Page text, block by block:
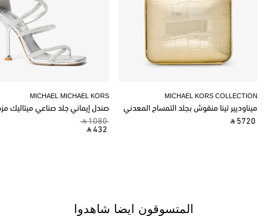
MICHAEL MICHAEL KORS
صندل إيماني جلد صناعي ميتاليك
‎ ⃁ 1080 ‎
‎ ⃁ 432 ‎
MICHAEL KORS COLLECTION
ميناوديير تينا منقوش بجلد التمساح المعدني
‎ ⃁ 5720 ‎
المتسوقون ايضا شاهدوا